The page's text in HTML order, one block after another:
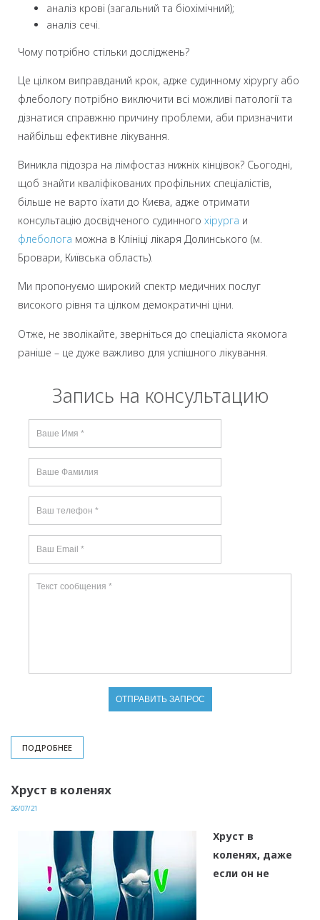
аналіз крові (загальний та біохімічний);
аналіз сечі.
Чому потрібно стільки досліджень?
Це цілком виправданий крок, адже судинному хірургу або
флебологу потрібно виключити всі можливі патології та
дізнатися справжню причину проблеми, аби призначити
найбільш ефективне лікування.
Виникла підозра на лімфостаз нижніх кінцівок? Сьогодні,
щоб знайти кваліфікованих профільних спеціалістів,
більше не варто їхати до Києва, адже отримати
консультацію досвідченого судинного хірурга и
флеболога можна в Клініці лікаря Долинського (м.
Бровари, Київська область).
Ми пропонуємо широкий спектр медичних послуг
високого рівня та цілком демократичні ціни.
Отже, не зволікайте, зверніться до спеціаліста якомога
раніше – це дуже важливо для успішного лікування.
Запись на консультацию
ПОДРОБНЕЕ
Хруст в коленях
26/07/21
Хруст в
коленях, даже
если он не